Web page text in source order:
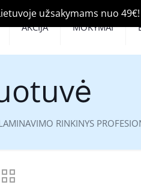
AKCIJA MOKYMAI
RINKINYS
užsakymams nuo 49€!